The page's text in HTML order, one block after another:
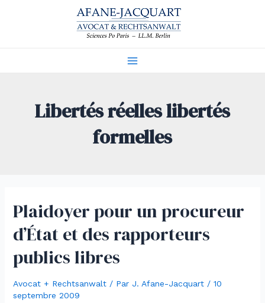
Libertés réelles libertés
formelles
Plaidoyer pour un procureur
d’État et des rapporteurs
publics libres
Avocat + Rechtsanwalt/ Par J. Afane-Jacquart / 10
septembre 2009